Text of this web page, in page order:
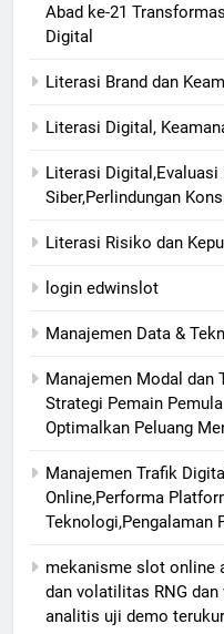
Abad ke-21
Digital
Literasi Brand dan
Literasi Digital,
Literasi Digital,Evaluasi
Siber,Perlindungan
Literasi Risiko dan
login edwinslot
Manajemen Data &
Manajemen Modal dan
Strategi Pemain
Optimalkan Peluang
Manajemen Trafik
Online,Performa
Teknologi,Pengalaman
mekanisme slot online
dan volatilitas RNG
analitis uji demo terukur